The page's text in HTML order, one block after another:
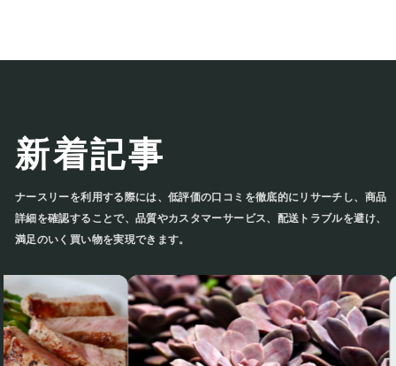
新着記事
ナースリーを利用する際には、低評価の口コミを徹底的にリサーチし、商
品詳細を確認することで、品質やカスタマーサービス、配送トラブルを避
け、満足のいく買い物を実現できます。